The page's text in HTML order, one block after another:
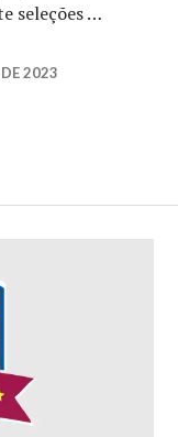
seleções …
2023